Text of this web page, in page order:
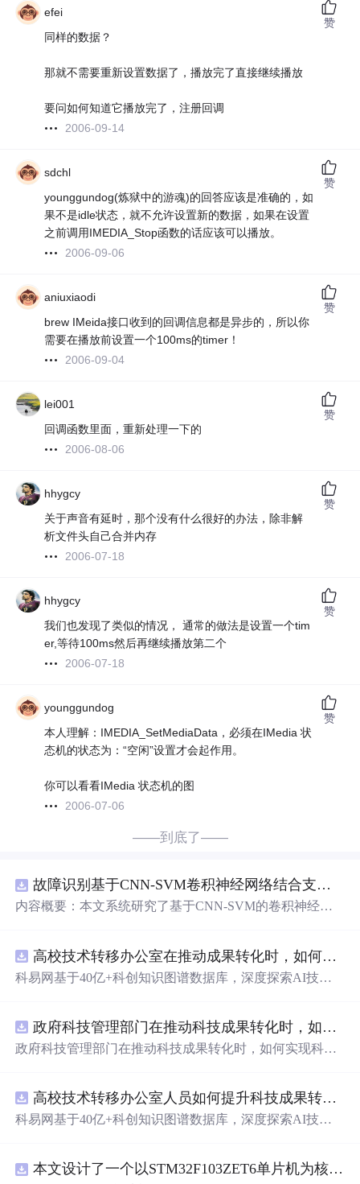
efei
同样的数据？
那就不需要重新设置数据了，播放完了直接继续播放
要问如何知道它播放完了，注册回调
2006-09-14
赞
sdchl
younggundog(炼狱中的游魂)的回答应该是准确的，如
果不是idle状态，就不允许设置新的数据，如果在设置
之前调用IMEDIA_Stop函数的话应该可以播放。
2006-09-06
赞
aniuxiaodi
brew IMeida接口收到的回调信息都是异步的，所以你
需要在播放前设置一个100ms的timer！
2006-09-04
赞
lei001
回调函数里面，重新处理一下的
2006-08-06
赞
hhygcy
关于声音有延时，那个没有什么很好的办法，除非解
析文件头自己合并内存
2006-07-18
赞
hhygcy
我们也发现了类似的情况， 通常的做法是设置一个tim
er,等待100ms然后再继续播放第二个
2006-07-18
赞
younggundog
本人理解：IMEDIA_SetMediaData，必须在IMedia 状
态机的状态为：“空闲”设置才会起作用。
你可以看看IMedia 状态机的图
2006-07-06
赞
——到底了——
故障识别基于CNN-SVM卷积神经网络结合支持向量机的数据分类预测研究（Matlab代码实现）
内容概要：本文系统研究了基于CNN-SVM的卷积神经网
NN提取输入数据的深层空间特征，再由SVM进行高精度
分类，充分发挥两者优势，有效提升了故障识别的准确
在变压器故障诊断、轴承缺陷识别等场景中具有重要应用
价值。文档还整合了机器学习、深度学习、图像处理、路
径规划、电力系统优化等多个前沿科研方向的技术资源，
科研复现与工程实践。; 适合人群：具备一定编程基础，熟
练掌握Matlab或Python语言，从事电气工程、自动化、人工
智能、机械故障诊断等相关领域研究的研发人员及高校研
类别故障分类；② 深入理解CNN与SVM融合模型的设计
原理与工程实现细节；③ 借助所提供的丰富算法案例开展
高校技术转移办公室在推动成果转化时，如何识别高质量专利？.docx
科易网基于40亿+科创知识图谱数据库，深度探索AI技术
新领域的AI+数智化解决方案，推动科技创新与产业创新
智能化发展。
政府科技管理部门在推动科技成果转化时，如何实现科技成果与产业需求的精准对接？.docx
政府科技管理部门在推动科技成果转化时，如何实现科技
高校技术转移办公室人员如何提升科技成果转化的响应速度与合作成功率？.docx
科易网基于40亿+科创知识图谱数据库，深度探索AI技术
新领域的AI+数智化解决方案，推动科技创新与产业创新本文设计了一个以STM32F103ZET6单片机为核心的高效率三相DC-AC逆变器，本电路中的两个逆变器基于SPWM脉冲宽度调制技术进行的设计 SPWM技术不仅能够实时、准确地实现变压变频控制要求